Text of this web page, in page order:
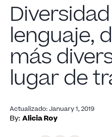
lenguaje,
más
lugar de
Actualizado:January 1, 2019
By: Alicia Roy